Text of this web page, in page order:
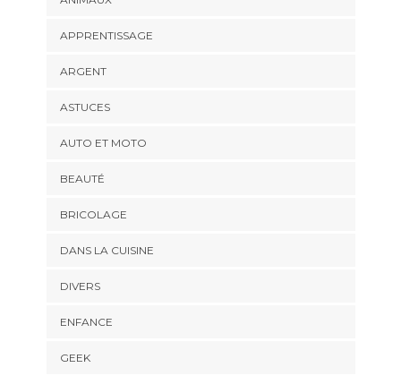
APPRENTISSAGE
ARGENT
ASTUCES
AUTO ET MOTO
BEAUTÉ
BRICOLAGE
DANS LA CUISINE
DIVERS
ENFANCE
GEEK